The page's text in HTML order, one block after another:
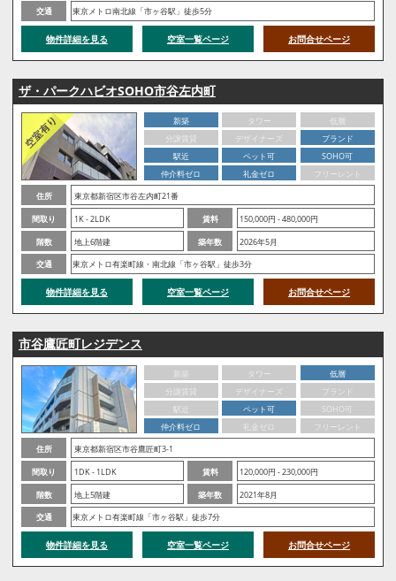
交通
東京メトロ南北線「市ヶ谷駅」徒歩5分
物件詳細を見る 空室一覧ページ お問合せページ
ザ・パークハビオSOHO市谷左内町
新築 タワー
低層
分譲賃貸
デザイナーズ
ブランド
駅近
ペット可
SOHO可
仲介料ゼロ
礼金ゼロ
フリーレント
住所
東京都新宿区市谷左内町21番
間取り
1K - 2LDK 賃料
150,000円 - 480,000円
階数
地上6階建 築年数
2026年5月
交通
東京メトロ有楽町線・南北線「市ヶ谷駅」徒歩3分
物件詳細を見る 空室一覧ページ お問合せページ
市谷鷹匠町レジデンス
新築 タワー
低層
分譲賃貸
デザイナーズ
ブランド
駅近
ペット可
SOHO可
仲介料ゼロ
礼金ゼロ
フリーレント
住所
東京都新宿区市谷鷹匠町3-1
間取り
1DK - 1LDK 賃料
120,000円 - 230,000円
階数
地上5階建 築年数
2021年8月
交通
東京メトロ有楽町線「市ヶ谷駅」徒歩7分
物件詳細を見る 空室一覧ページ お問合せページ